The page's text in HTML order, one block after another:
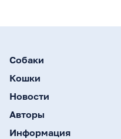
Собаки
Кошки
Новости
Авторы
Информация